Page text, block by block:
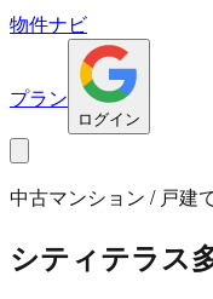
物件ナビ
プラン
ログイン
中古マンション / 戸建
シティテラス